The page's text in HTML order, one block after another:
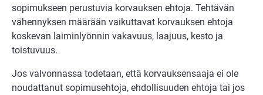
sopimukseen perustuvia korvauksen ehtoja. Tehtävän
vähennyksen määrään vaikuttavat korvauksen ehtoja
koskevan laiminlyönnin vakavuus, laajuus, kesto ja
toistuvuus.
Jos valvonnassa todetaan, että korvauksensaaja ei ole
noudattanut sopimusehtoja, ehdollisuuden ehtoja tai jos